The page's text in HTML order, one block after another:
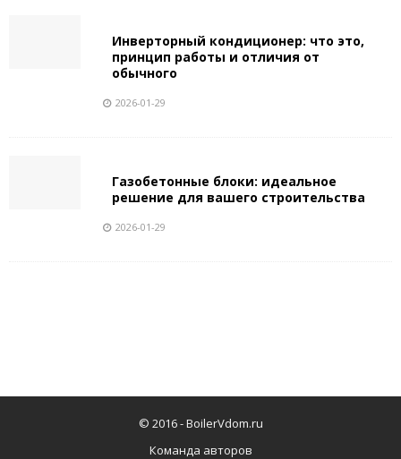
Инверторный кондиционер: что это,
принцип работы и отличия от
обычного
2026-01-29
Газобетонные блоки: идеальное
решение для вашего строительства
2026-01-29
© 2016 -BoilerVdom.ru
Команда авторов